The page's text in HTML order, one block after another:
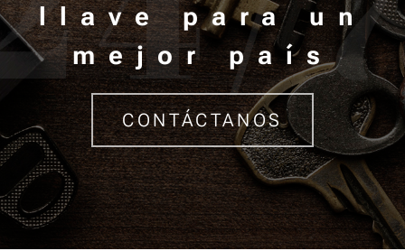
llave para un
mejor país
CONTÁCTANOS